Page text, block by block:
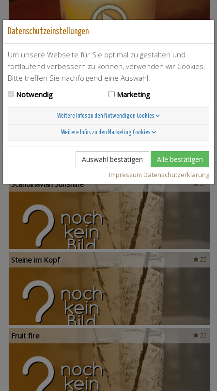
4
T-Berry
37
Scandinavian Sunshine
25
Steine im Kopf
22
Fruit fire
Datenschutzeinstellungen
Um unsere Webseite für Sie optimal zu gestalten und
fortlaufend verbessern zu können, verwenden wir Cookies.
Bitte treffen Sie nachfolgend eine Auswahl:
Notwendig
Marketing
Weitere Infos zu den Notwendigen Cookies
Weitere Infos zu den Marketing Cookies
Auswahl bestätigen Alle bestätigen
Impressum Datenschutzerklärung